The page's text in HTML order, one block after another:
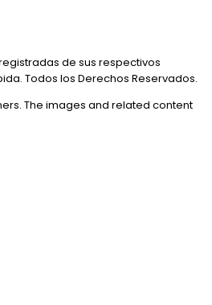
de sus respectivos
Todos los Derechos Reservados.
The images and related content